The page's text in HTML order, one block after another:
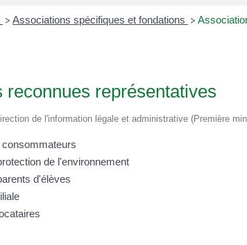
> Associations spécifiques et fondations >
reconnues représentatives
de l'information légale et administrative (Première
de l'environnement
d'élèves